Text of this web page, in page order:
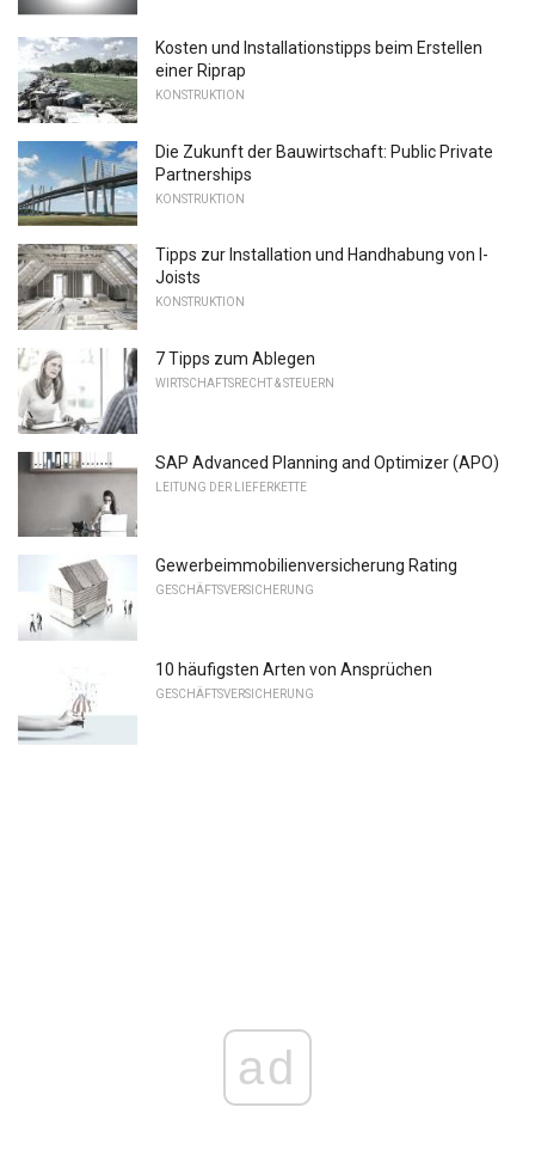
Kosten und Installationstipps beim Erstellen
einer Riprap
KONSTRUKTION
Die Zukunft der Bauwirtschaft: Public Private
Partnerships
KONSTRUKTION
Tipps zur Installation und Handhabung von I-
Joists
KONSTRUKTION
7 Tipps zum Ablegen
WIRTSCHAFTSRECHT & STEUERN
SAP Advanced Planning and Optimizer (APO)
LEITUNG DER LIEFERKETTE
Gewerbeimmobilienversicherung Rating
GESCHÄFTSVERSICHERUNG
10 häufigsten Arten von Ansprüchen
GESCHÄFTSVERSICHERUNG
ad